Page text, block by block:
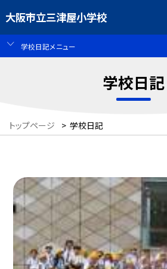
大阪市立三津屋小学校
学校日記メニュー
学校日記
トップページ > 学校日記